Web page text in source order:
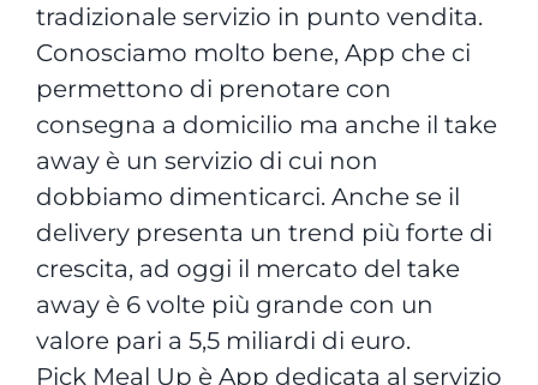
tradizionale servizio in punto vendita.
Conosciamo molto bene, App che ci
permettono di prenotare con
consegna a domicilio ma anche il take
away è un servizio di cui non
dobbiamo dimenticarci. Anche se il
delivery presenta un trend più forte di
crescita, ad oggi il mercato del take
away è 6 volte più grande con un
valore pari a 5,5 miliardi di euro.
Pick Meal Up è App dedicata al servizio